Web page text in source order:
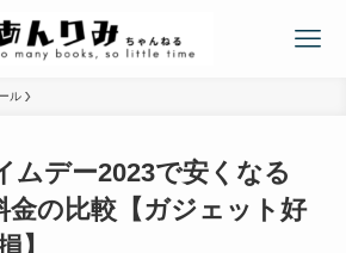
ル
ムデー2023で安くなる
金の比較【ガジェット好
】